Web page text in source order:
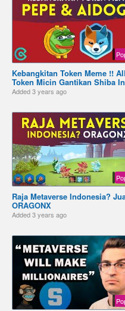
Kebangkitan Token Meme !!
Token Micin Gantikan Shiba
Added3 years ago
Raja Metaverse Indonesia?
ORAGONX
Added3 years ago